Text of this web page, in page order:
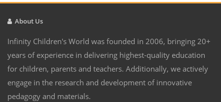
About Us
Infinity Children's World was founded in 2006, bringing 20+
years of experience in delivering highest-quality education
for children, parents and teachers. Additionally, we actively
engage in the research and development of innovative
pedagogy and materials.